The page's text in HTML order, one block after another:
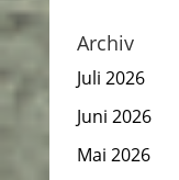
Archiv
Juli 2026
Juni 2026
Mai 2026